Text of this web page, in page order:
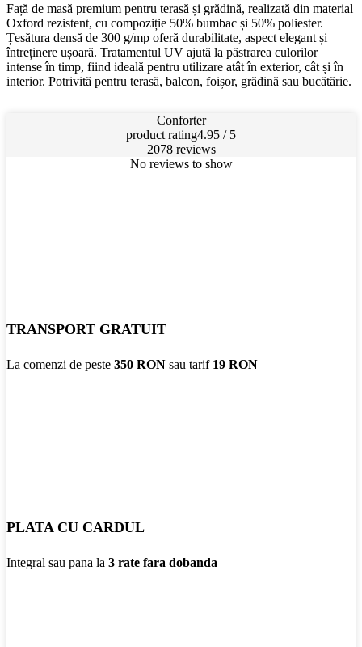
Față de masă premium pentru terasă și grădină, realizată din material
Oxford rezistent, cu compoziție 50% bumbac și 50% poliester.
Țesătura densă de 300 g/mp oferă durabilitate, aspect elegant și
întreținere ușoară. Tratamentul UV ajută la păstrarea culorilor
intense în timp, fiind ideală pentru utilizare atât în exterior, cât și în
interior. Potrivită pentru terasă, balcon, foișor, grădină sau bucătărie.
Conforter
product rating4.95 / 5
2078 reviews
No reviews to show
TRANSPORT GRATUIT
La comenzi de peste 350 RON sau tarif 19 RON
PLATA CU CARDUL
Integral sau pana la 3 rate fara dobanda